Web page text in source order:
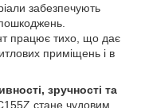
забезпечують
пошкоджень.
працює тихо, що дає
приміщень і в
зручності та
стане чудовим